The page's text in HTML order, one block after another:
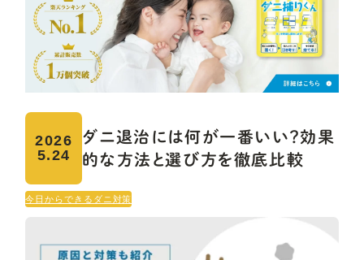
2026
5.24
ダニ退治には何が一番いい？効果
的な方法と選び方を徹底比較
今日からできるダニ対策